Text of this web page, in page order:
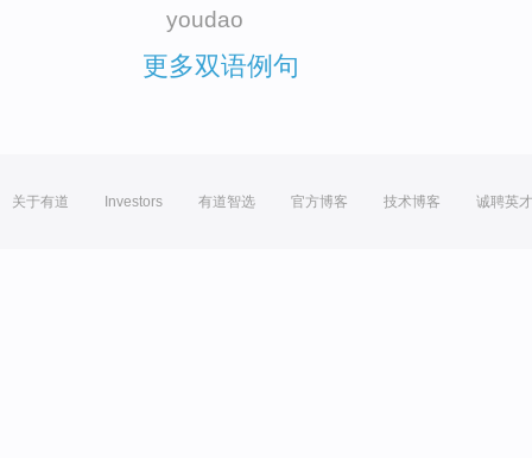
youdao
更多双语例句
关于有道 Investors 有道智选 官方博客 技术博客 诚聘英才